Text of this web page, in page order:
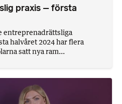
praxis – första
entreprenadrättsliga
halvåret 2024 har flera
satt nya ram...